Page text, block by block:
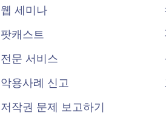
웹 세미나
팟캐스트
전문 서비스
악용사례 신고
저작권 문제 보고하기